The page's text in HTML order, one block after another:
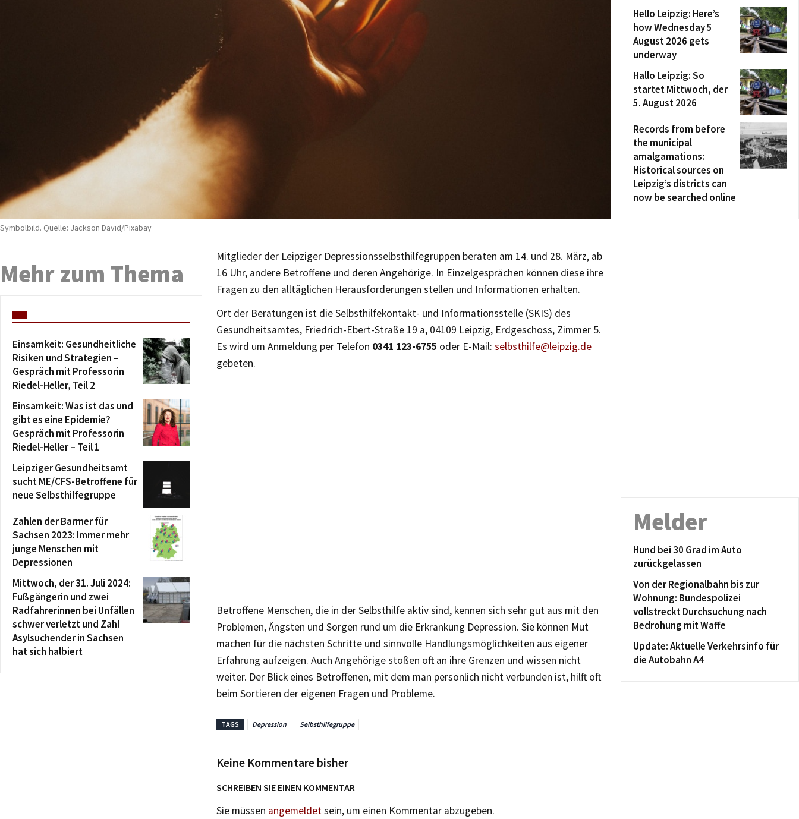
Symbolbild. Quelle: Jackson David/Pixabay
Mitglieder der Leipziger Depressionsselbsthilfegruppen beraten am 14. und 28. März, ab
16 Uhr, andere Betroffene und deren Angehörige. In Einzelgesprächen können diese ihre
Fragen zu den alltäglichen Herausforderungen stellen und Informationen erhalten.
Ort der Beratungen ist die Selbsthilfekontakt- und Informationsstelle (SKIS) des
Gesundheitsamtes, Friedrich-Ebert-Straße 19 a, 04109 Leipzig, Erdgeschoss, Zimmer 5.
Es wird um Anmeldung per Telefon 0341 123-6755 oder E-Mail: selbsthilfe@leipzig.de
gebeten.
Betroffene Menschen, die in der Selbsthilfe aktiv sind, kennen sich sehr gut aus mit den
Problemen, Ängsten und Sorgen rund um die Erkrankung Depression. Sie können Mut
machen für die nächsten Schritte und sinnvolle Handlungsmöglichkeiten aus eigener
Erfahrung aufzeigen. Auch Angehörige stoßen oft an ihre Grenzen und wissen nicht
weiter. Der Blick eines Betroffenen, mit dem man persönlich nicht verbunden ist, hilft oft
beim Sortieren der eigenen Fragen und Probleme.
TAGS Depression Selbsthilfegruppe
Keine Kommentare bisher
SCHREIBEN SIE EINEN KOMMENTAR
Sie müssen angemeldetsein, um einen Kommentar abzugeben.
Mehr zum Thema
Einsamkeit: Gesundheitliche
Risiken und Strategien –
Gespräch mit Professorin
Riedel-Heller, Teil 2
Einsamkeit: Was ist das und
gibt es eine Epidemie?
Gespräch mit Professorin
Riedel-Heller – Teil 1
Leipziger Gesundheitsamt
sucht ME/CFS-Betroffene für
neue Selbsthilfegruppe
Zahlen der Barmer für
Sachsen 2023: Immer mehr
junge Menschen mit
Depressionen
Mittwoch, der 31. Juli 2024:
Fußgängerin und zwei
Radfahrerinnen bei Unfällen
schwer verletzt und Zahl
Asylsuchender in Sachsen
hat sich halbiert
Hello Leipzig: Here’s
how Wednesday 5
August 2026 gets
underway
Hallo Leipzig: So
startet Mittwoch, der
5. August 2026
Records from before
the municipal
amalgamations:
Historical sources on
Leipzig’s districts can
now be searched online
Melder
Hund bei 30 Grad im Auto
zurückgelassen
Von der Regionalbahn bis zur
Wohnung: Bundespolizei
vollstreckt Durchsuchung nach
Bedrohung mit Waffe
Update: Aktuelle Verkehrsinfo für
die Autobahn A4